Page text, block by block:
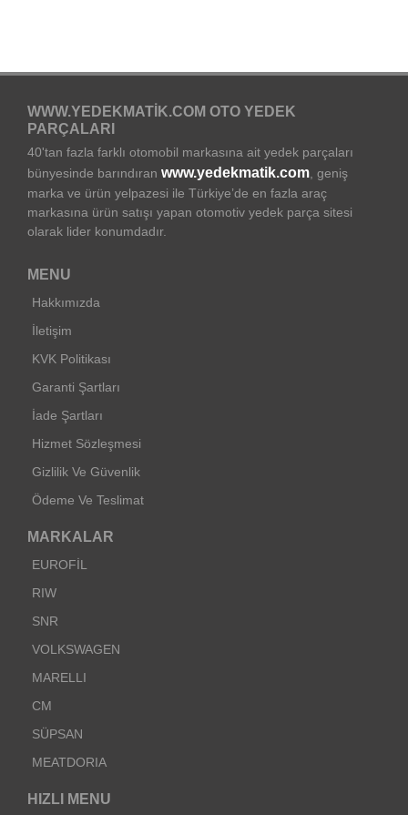
WWW.YEDEKMATIK.COM OTO YEDEK
PARÇALARI
40'tan fazla farklı otomobil markasına ait yedek parçaları
bünyesinde barındıran www.yedekmatik.com, geniş
marka ve ürün yelpazesi ile Türkiye’de en fazla araç
markasına ürün satışı yapan otomotiv yedek parça sitesi
olarak lider konumdadır.
MENU
Hakkımızda
İletişim
KVK Politikası
Garanti Şartları
İade Şartları
Hizmet Sözleşmesi
Gizlilik Ve Güvenlik
Ödeme Ve Teslimat
MARKALAR
EUROFİL
RIW
SNR
VOLKSWAGEN
MARELLI
CM
SÜPSAN
MEATDORIA
HIZLI MENU